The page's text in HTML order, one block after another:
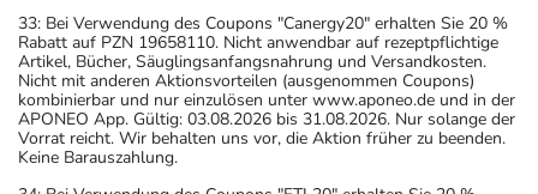
33: Bei Verwendung des Coupons "Canergy20" erhalten Sie 20 %
Rabatt auf PZN 19658110. Nicht anwendbar auf rezeptpflichtige
Artikel, Bücher, Säuglingsanfangsnahrung und Versandkosten.
Nicht mit anderen Aktionsvorteilen (ausgenommen Coupons)
kombinierbar und nur einzulösen unter www.aponeo.de und in der
APONEO App. Gültig: 03.08.2026 bis 31.08.2026. Nur solange der
Vorrat reicht. Wir behalten uns vor, die Aktion früher zu beenden.
Keine Barauszahlung.